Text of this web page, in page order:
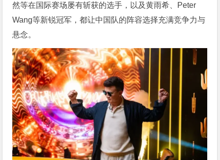
然等在国际赛场屡有斩获的选手，以及黄雨希、Peter
Wang等新锐冠军，都让中国队的阵容选择充满竞争力与
悬念。